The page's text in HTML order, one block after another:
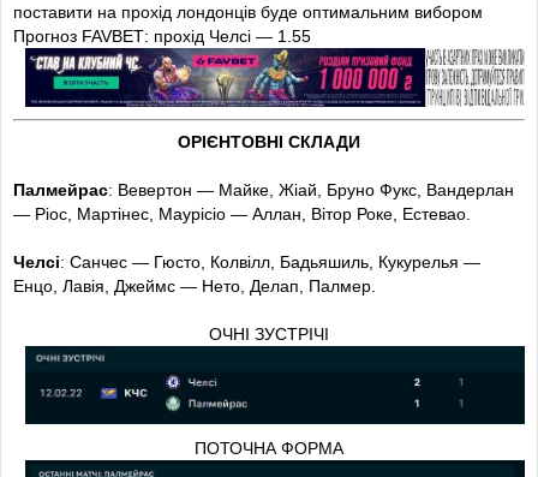
поставити на прохід лондонців буде оптимальним вибором
Прогноз FAVBET: прохід Челсі — 1.55
ОРІЄНТОВНІ СКЛАДИ
Палмейрас: Вевертон — Майке, Жіай, Бруно Фукс, Вандерлан
— Ріос, Мартінес, Маурісіо — Аллан, Вітор Роке, Естевао.
Челсі: Санчес — Гюсто, Колвілл, Бадьяшиль, Кукурелья —
Енцо, Лавія, Джеймс — Нето, Делап, Палмер.
ОЧНІ ЗУСТРІЧІ
ПОТОЧНА ФОРМА